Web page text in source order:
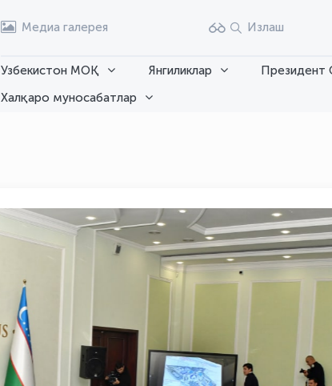
Медиа галерея Излаш
Узбекистон МОҚ Янгиликлар
Президент
Халқаро муносабатлар